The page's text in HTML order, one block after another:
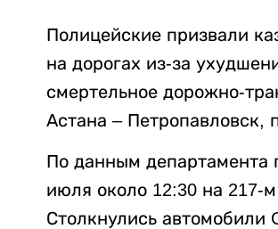
Полицейские призвали
на дорогах из-за
смертельное дорожно-
Астана – Петропавловск,
По данным департамента
июля около 12:30 на 217-
Столкнулись автомобили